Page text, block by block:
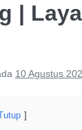
|
10 Agustus